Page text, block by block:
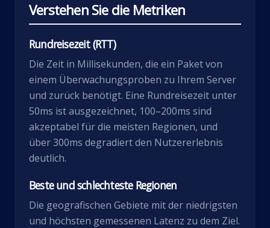
Verstehen Sie die Metriken
Rundreisezeit (RTT)
Die Zeit in Millisekunden, die ein Paket von
einem Überwachungsproben zu Ihrem Server
und zurück benötigt. Eine Rundreisezeit unter
50ms ist ausgezeichnet, 100–200ms sind
akzeptabel für die meisten Regionen, und
über 300ms degradiert den Nutzererlebnis
deutlich.
Beste und schlechteste Regionen
Die geografischen Gebiete mit der niedrigsten
und höchsten gemessenen Latenz zu dem Ziel.